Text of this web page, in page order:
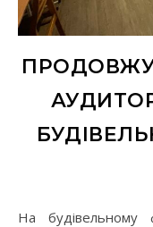
На будівельному факультеті 15 лютого відбулося